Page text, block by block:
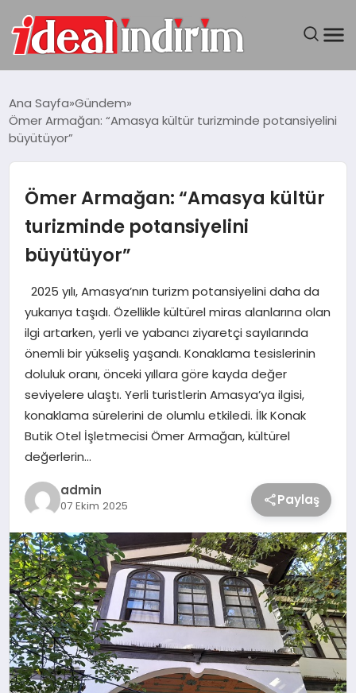
BILGISAYAR
TEKNOLOJI
YAŞAM
Ana Sayfa Gündem
Ömer Armağan: “Amasya kültür turizminde potansiyelini
büyütüyor”
Ömer Armağan: “Amasya kültür
turizminde potansiyelini
büyütüyor”
2025 yılı, Amasya’nın turizm potansiyelini daha da
yukarıya taşıdı. Özellikle kültürel miras alanlarına olan
ilgi artarken, yerli ve yabancı ziyaretçi sayılarında
önemli bir yükseliş yaşandı. Konaklama tesislerinin
doluluk oranı, önceki yıllara göre kayda değer
seviyelere ulaştı. Yerli turistlerin Amasya’ya ilgisi,
konaklama sürelerini de olumlu etkiledi. İlk Konak
Butik Otel İşletmecisi Ömer Armağan, kültürel
değerlerin…
admin
07 Ekim 2025 Paylaş